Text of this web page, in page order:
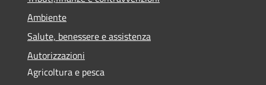
Ambiente
Salute, benessere e assistenza
Autorizzazioni
Agricoltura e pesca